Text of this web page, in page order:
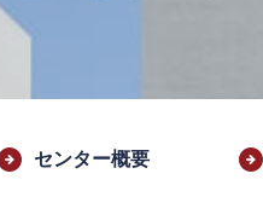
センター概要